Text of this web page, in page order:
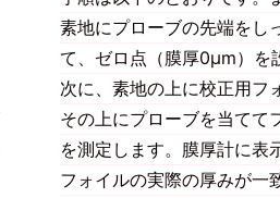
素地にプローブの先端をし
て、ゼロ点（膜厚0μm）を
次に、素地の上に校正用フ
その上にプローブを当てて
を測定します。膜厚計に表
フォイルの実際の厚みが一